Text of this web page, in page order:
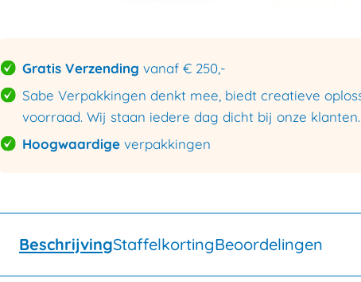
Gratis Verzending vanaf € 250,-
Sabe Verpakkingen denkt mee, biedt creatieve
voorraad. Wij staan iedere dag dicht bij onze klanten.
Hoogwaardige verpakkingen
BeschrijvingStaffelkortingBeoordelingen